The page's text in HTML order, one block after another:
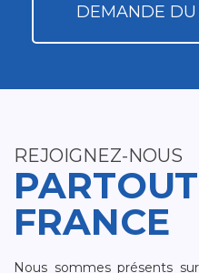
DEMANDE DU
REJOIGNEZ-NOUS
FRANCE
Nous sommes présents